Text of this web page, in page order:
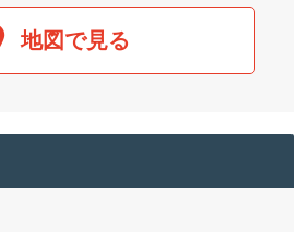
地図で見る